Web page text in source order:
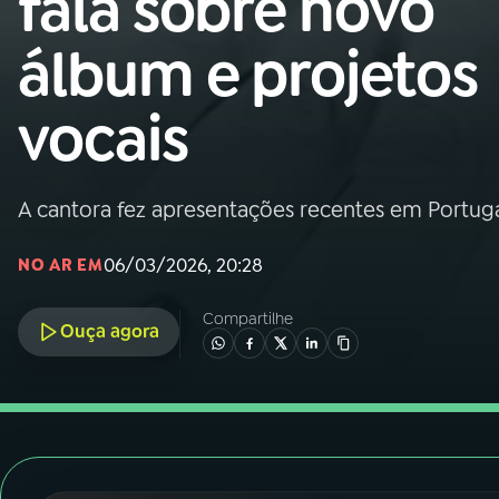
01INÍCIO
02A RÁDIO
03PROGRAMAÇÃO
05PODCASTS
álbum e projetos
vocais
A cantora fez apresentações recentes em
NO AR EM06/03/2026, 20:28
Ouça agora
Compartilhe